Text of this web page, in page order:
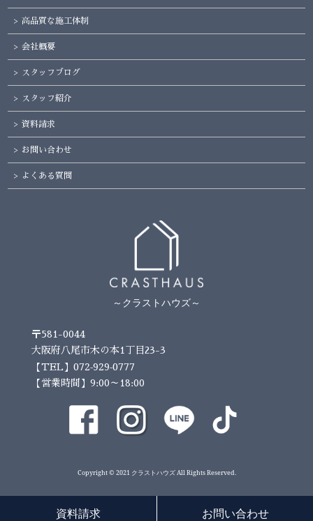
資料請求 お問い合わせ
高品質な施工体制
会社概要
スタッフブログ
スタッフ紹介
資料請求
お問い合わせ
よくある質問
～クラストハウズ～
〒581-0044
大阪府八尾市木の本1丁目23-3
【TEL】072-929-0777
【営業時間】9:00～18:00
Copyright © 2021 クラストハウズ All Rights Reserved.